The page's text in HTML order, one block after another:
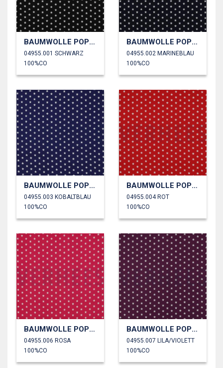
BAUMWOLLE POPELINE KLEINE STERNE
04955.001 SCHWARZ
100%CO
BAUMWOLLE POPELINE KLEINE STERNE
04955.002 MARINEBLAU
100%CO
BAUMWOLLE POPELINE KLEINE STERNE
04955.003 KOBALTBLAU
100%CO
BAUMWOLLE POPELINE KLEINE STERNE
04955.004 ROT
100%CO
BAUMWOLLE POPELINE KLEINE STERNE
04955.006 ROSA
100%CO
BAUMWOLLE POPELINE KLEINE STERNE
04955.007 LILA/VIOLETT
100%CO